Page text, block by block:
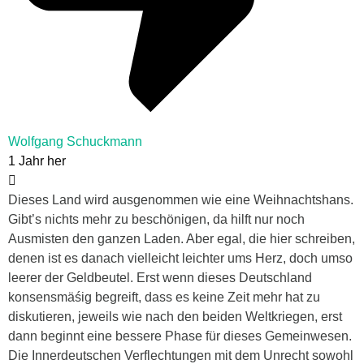
Wolfgang Schuckmann
1 Jahr her
Dieses Land wird ausgenommen wie eine Weihnachtshans.
Gibt’s nichts mehr zu beschönigen, da hilft nur noch
Ausmisten den ganzen Laden. Aber egal, die hier schreiben,
denen ist es danach vielleicht leichter ums Herz, doch umso
leerer der Geldbeutel. Erst wenn dieses Deutschland
konsensmäśig begreift, dass es keine Zeit mehr hat zu
diskutieren, jeweils wie nach den beiden Weltkriegen, erst
dann beginnt eine bessere Phase für dieses Gemeinwesen.
Die Innerdeutschen Verflechtungen mit dem Unrecht sowohl